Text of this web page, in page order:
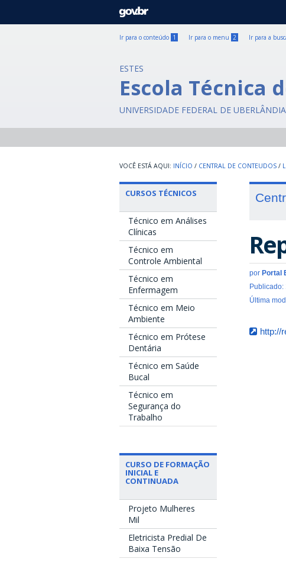
GOVBR
Ir para o conteúdo 1 Ir para o menu 2 Ir para a
ESTES
Escola Técnica
UNIVERSIDADE FEDERAL DE UBERLÂNDIA
INÍCIO / CENTRAL DE CONTEUDOS /
CURSOS TÉCNICOS
Técnico em Análises
Clínicas
Técnico em
Controle Ambiental
Técnico em
Enfermagem
Técnico em Meio
Ambiente
Técnico em Prótese
Dentária
Técnico em Saúde
Bucal
Técnico em
Segurança do
Trabalho
CURSO DE FORMAÇÃO
INICIAL E
CONTINUADA
Projeto Mulheres
Mil
Eletricista Predial De
Baixa Tensão
por Portal
Publicado:
Última
http://